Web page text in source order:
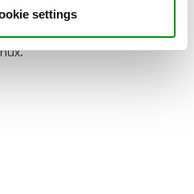
settings
Lambda understøtter
Python og sprog